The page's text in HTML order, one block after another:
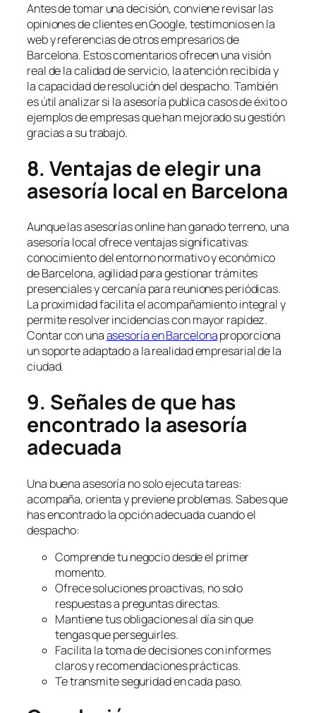
Antes de tomar una decisión, conviene revisar las
opiniones de clientes en Google, testimonios en la
web y referencias de otros empresarios de
Barcelona. Estos comentarios ofrecen una visión
real de la calidad de servicio, la atención recibida y
la capacidad de resolución del despacho. También
es útil analizar si la asesoría publica casos de éxito o
ejemplos de empresas que han mejorado su gestión
gracias a su trabajo.
8. Ventajas de elegir una
asesoría local en Barcelona
Aunque las asesorías online han ganado terreno, una
asesoría local ofrece ventajas significativas:
conocimiento del entorno normativo y económico
de Barcelona, agilidad para gestionar trámites
presenciales y cercanía para reuniones periódicas.
La proximidad facilita el acompañamiento integral y
permite resolver incidencias con mayor rapidez.
Contar con unaasesoría en Barcelonaproporciona
un soporte adaptado a la realidad empresarial de la
ciudad.
9. Señales de que has
encontrado la asesoría
adecuada
Una buena asesoría no solo ejecuta tareas:
acompaña, orienta y previene problemas. Sabes que
has encontrado la opción adecuada cuando el
despacho:
Comprende tu negocio desde el primer
momento.
Ofrece soluciones proactivas, no solo
respuestas a preguntas directas.
Mantiene tus obligaciones al día sin que
tengas que perseguirles.
Facilita la toma de decisiones con informes
claros y recomendaciones prácticas.
Te transmite seguridad en cada paso.